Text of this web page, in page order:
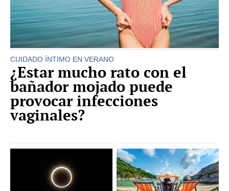
CUIDADO ÍNTIMO EN VERANO
¿Estar mucho rato con el
bañador mojado puede
provocar infecciones
vaginales?